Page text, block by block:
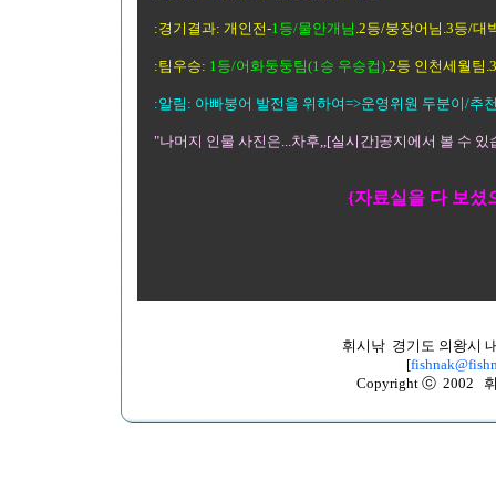
:경기결과: 개인전-1등/물안개님 .2등/붕장어님.3등/대
:팀우승: 1등/어화둥둥팀(1승 우승컵).2등 인천세월팀
:알림: 아빠붕어 발전을 위하여=>운영위원 두분이/추
"나머지 인물 사진은...차후,,[실시간]공지에서 볼 수 있
{자료실을 다 보셨
휘시낚 경기도 의왕시
[
Copyright ⓒ 2002